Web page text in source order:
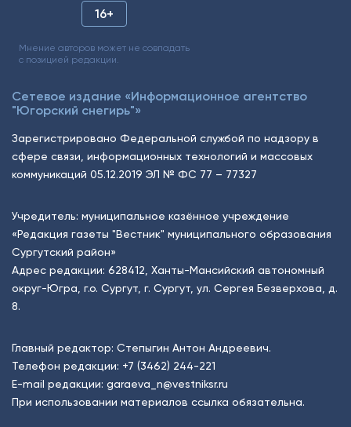
16+
Мнение авторов может не совпадать
с позицией редакции.
Сетевое издание «Информационное агентство
"Югорский снегирь"»
Зарегистрировано Федеральной службой по надзору в
сфере связи, информационных технологий и массовых
коммуникаций 05.12.2019 ЭЛ № ФС 77 – 77327
Учредитель: муниципальное казённое учреждение
«Редакция газеты "Вестник" муниципального образования
Сургутский район»
Адрес редакции: 628412, Ханты-Мансийский автономный
округ-Югра, г.о. Сургут, г. Сургут, ул. Сергея Безверхова, д.
8.
Главный редактор: Степыгин Антон Андреевич.
Телефон редакции: +7 (3462) 244-221
E-mail редакции: garaeva_n@vestniksr.ru
При использовании материалов ссылка обязательна.